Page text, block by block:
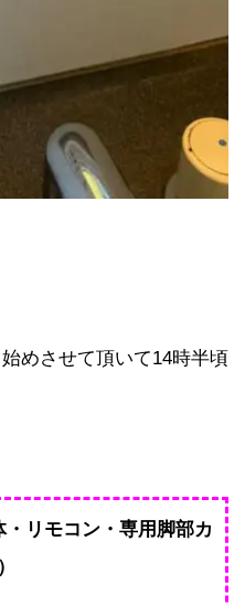
めさせて頂いて14時半頃
・リモコン・専用脚部カ